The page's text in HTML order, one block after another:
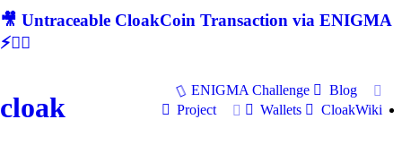
🎥 Untraceable CloakCoin Transaction via ENIGMA
⚡🕵‍♂
cloak
ENIGMA Challenge
Blog
Project
Wallets CloakWiki